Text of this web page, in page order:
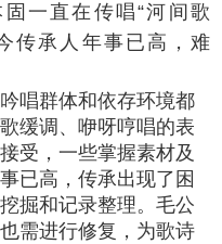
一直在传唱“河间歌
传承人年事已高，难
唱群体和依存环境都
缓调、咿呀哼唱的表
受，一些掌握素材及
已高，传承出现了困
掘和记录整理。毛公
需进行修复，为歌诗